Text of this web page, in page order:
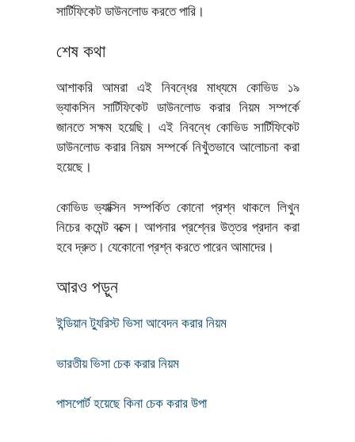
সার্টিফিকেট ডাউনলোড করতে পারি।
শেষ কথা
আশাকরি আমরা এই নিবন্ধের মাধ্যমে কোভিড ১৯
ভ্যাকসিন সার্টিফিকেট ডাউনলোড করার নিয়ম সম্পর্কে
জানতে সক্ষম হয়েছি। এই নিবন্ধে কোভিড সার্টিফিকেট
ডাউনলোড করার নিয়ম সম্পর্কে নিখুঁতভাবে আলোচনা করা
হয়েছে।
কোভিড ভ্যাক্সিন সম্পর্কিত কোনো প্রশ্ন থাকলে লিখুন
নিচের কমেন্ট বক্সে। আপনার প্রশ্নের উত্তর প্রদান করা
হবে দ্রুত। যেকোনো প্রশ্ন করতে পারেন আমাদের।
আরও পড়ুন
ইন্ডিয়ান ট্যুরিস্ট ভিসা আবেদন করার নিয়ম
ভারতীয় ভিসা চেক করার নিয়ম
পাসপোর্ট হয়েছে কিনা চেক করার উপা